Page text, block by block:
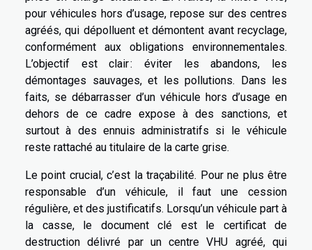
pour véhicules hors d’usage, repose sur des centres
agréés, qui dépolluent et démontent avant recyclage,
conformément aux obligations environnementales.
L’objectif est clair : éviter les abandons, les
démontages sauvages, et les pollutions. Dans les
faits, se débarrasser d’un véhicule hors d’usage en
dehors de ce cadre expose à des sanctions, et
surtout à des ennuis administratifs si le véhicule
reste rattaché au titulaire de la carte grise.
Le point crucial, c’est la traçabilité. Pour ne plus être
responsable d’un véhicule, il faut une cession
régulière, et des justificatifs. Lorsqu’un véhicule part à
la casse, le document clé est le certificat de
destruction délivré par un centre VHU agréé, qui